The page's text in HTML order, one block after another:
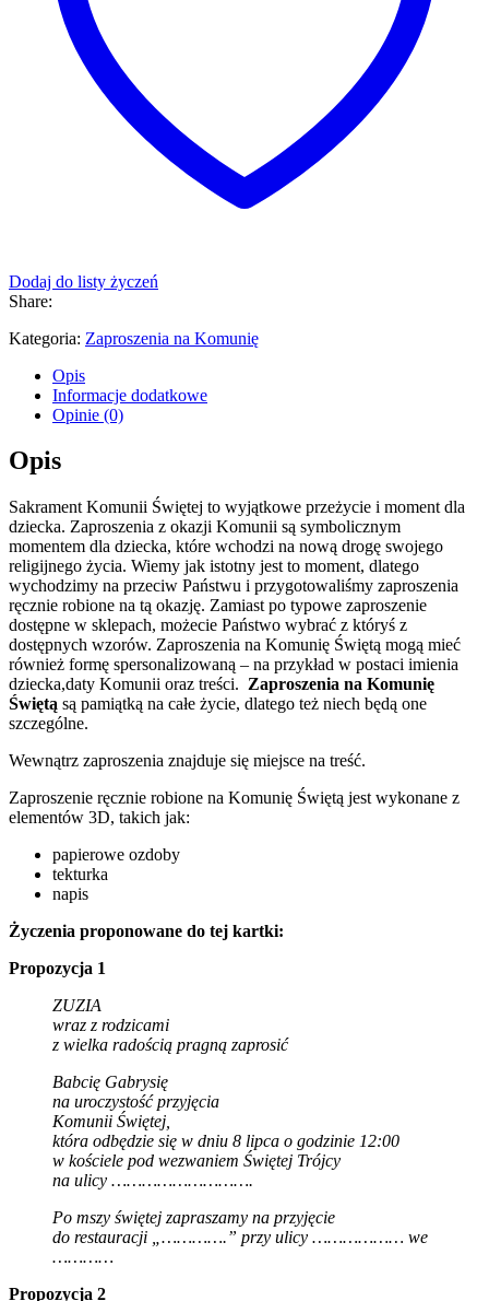
Dodaj do listy życzeń
Share:
Kategoria: Zaproszenia na Komunię
Opis
Informacje dodatkowe
Opinie (0)
Opis
Sakrament Komunii Świętej to wyjątkowe przeżycie i moment dla
dziecka. Zaproszenia z okazji Komunii są symbolicznym
momentem dla dziecka, które wchodzi na nową drogę swojego
religijnego życia. Wiemy jak istotny jest to moment, dlatego
wychodzimy na przeciw Państwu i przygotowaliśmy zaproszenia
ręcznie robione na tą okazję. Zamiast po typowe zaproszenie
dostępne w sklepach, możecie Państwo wybrać z któryś z
dostępnych wzorów. Zaproszenia na Komunię Świętą mogą mieć
również formę spersonalizowaną – na przykład w postaci imienia
dziecka,daty Komunii oraz treści. Zaproszenia na Komunię
Świętą są pamiątką na całe życie, dlatego też niech będą one
szczególne.
Wewnątrz zaproszenia znajduje się miejsce na treść.
Zaproszenie ręcznie robione na Komunię Świętą jest wykonane z
elementów 3D, takich jak:
papierowe ozdoby
tekturka
napis
Życzenia proponowane do tej kartki:
Propozycja 1
ZUZIA
wraz z rodzicami
z wielka radością pragną zaprosić
Babcię Gabrysię
na uroczystość przyjęcia
Komunii Świętej,
która odbędzie się w dniu 8 lipca o godzinie 12:00
w kościele pod wezwaniem Świętej Trójcy
na ulicy ……………………….
Po mszy świętej zapraszamy na przyjęcie
do restauracji „………….” przy ulicy ……………… we
…………
Propozycja 2